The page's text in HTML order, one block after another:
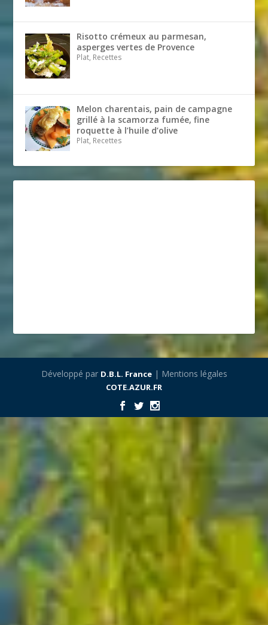
Risotto crémeux au parmesan,
asperges vertes de Provence
Plat, Recettes
Melon charentais, pain de campagne
grillé à la scamorza fumée, fine
roquette à l’huile d’olive
Plat, Recettes
Développé par D.B.L. France| Mentions légales
COTE.AZUR.FR